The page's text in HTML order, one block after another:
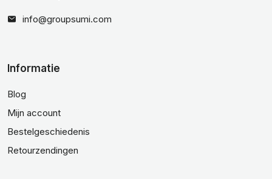
info@groupsumi.com
Informatie
Blog
Mijn account
Bestelgeschiedenis
Retourzendingen